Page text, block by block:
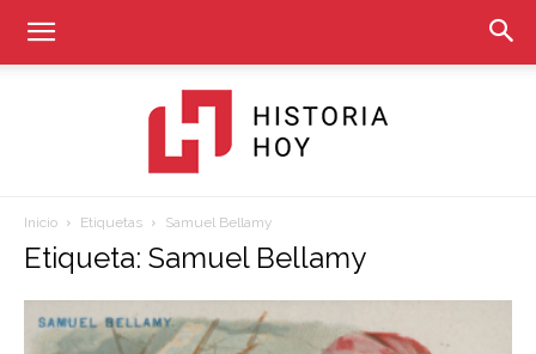
Historia
Hoy
Inicio Etiquetas Samuel Bellamy
Etiqueta: Samuel Bellamy